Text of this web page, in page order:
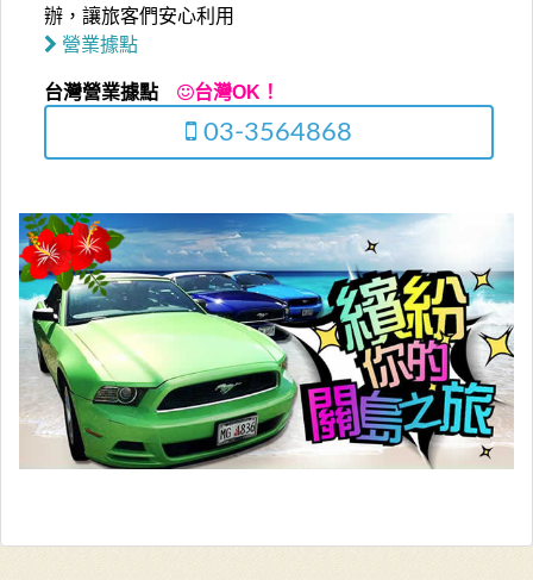
辦，讓旅客們安心利用
營業據點
台灣營業據點 台灣OK！
03-3564868